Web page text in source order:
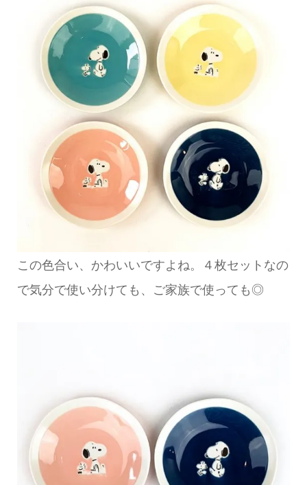
この色合い、かわいいですよね。４枚セットなの
で気分で使い分けても、ご家族で使っても◎